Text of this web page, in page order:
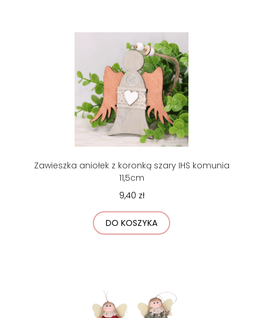
Zawieszka aniołek z koronką szary IHS komunia
11,5cm
9,40 zł
DO KOSZYKA